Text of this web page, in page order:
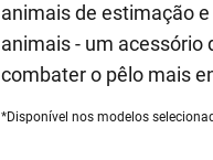
animais de estimação
animais - um
combater o pêlo mais
*Disponível nos modelos